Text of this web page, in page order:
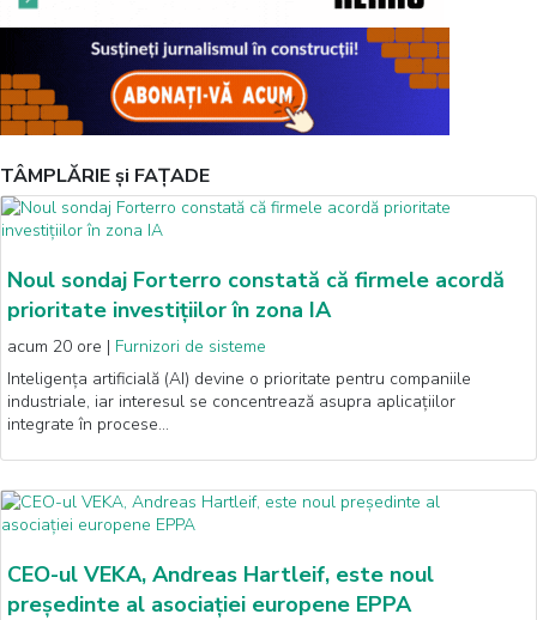
TÂMPLĂRIE și FAȚADE
Noul sondaj Forterro constată că firmele acordă
prioritate investițiilor în zona IA
acum 20 ore | Furnizori de sisteme
Inteligența artificială (AI) devine o prioritate pentru companiile
industriale, iar interesul se concentrează asupra aplicațiilor
integrate în procese…
CEO-ul VEKA, Andreas Hartleif, este noul
președinte al asociației europene EPPA